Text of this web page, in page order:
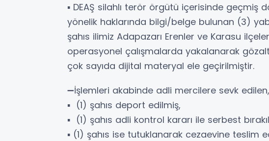
▪️ DEAŞ silahlı terör örgütü içerisinde
yönelik haklarında bilgi/belge bulunan (3)
şahıs ilimiz Adapazarı Erenler ve Karasu
operasyonel çalışmalarda yakalanarak
çok sayıda dijital materyal ele geçirilmiştir.
➖İşlemleri akabinde adli mercilere sevk edilen,
▪️ (1) şahıs deport edilmiş,
▪️ (1) şahıs adli kontrol kararı ile serbest
▪️ (1) şahıs ise tutuklanarak cezaevine teslim